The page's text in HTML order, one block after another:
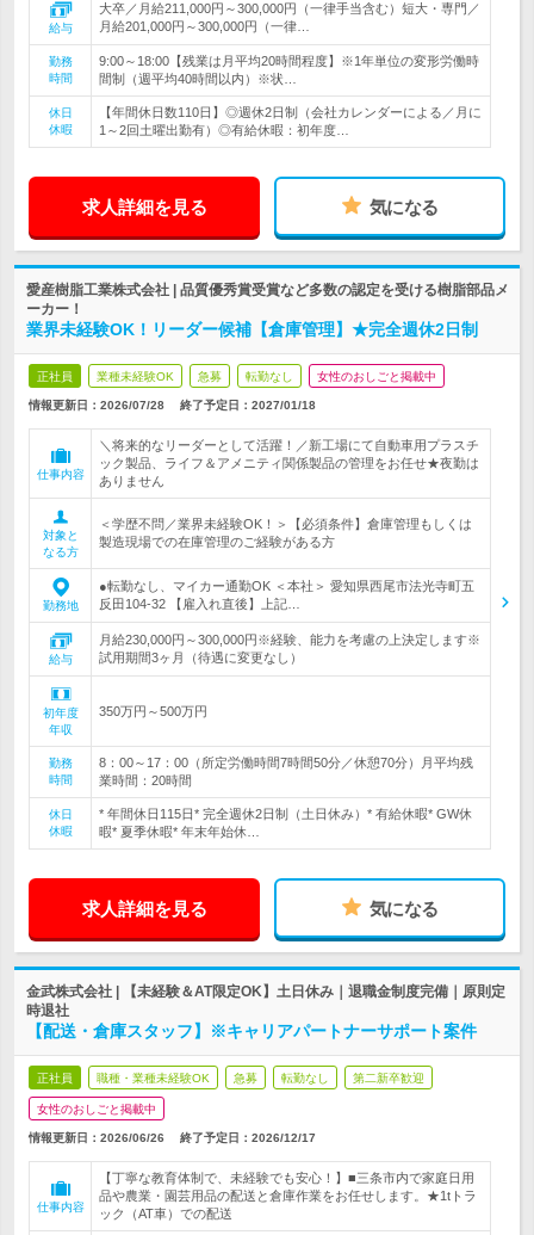
給与
大卒／月給211,000円～300,000円（一律手当含む）短大・専門／
月給201,000円～300,000円（一律…
勤務
時間
9:00～18:00【残業は月平均20時間程度】※1年単位の変形労働時
間制（週平均40時間以内）※状…
休日
休暇
【年間休日数110日】◎週休2日制（会社カレンダーによる／月に
1～2回土曜出勤有）◎有給休暇：初年度…
求人詳細を見る 気になる
愛産樹脂工業株式会社 | 品質優秀賞受賞など多数の認定を受ける樹脂部品メ
ーカー！
業界未経験OK！リーダー候補【倉庫管理】★完全週休2日制
正社員 業種未経験OK 急募 転勤なし 女性のおしごと掲載中
情報更新日：2026/07/28 終了予定日： 2027/01/18
仕事内容
＼将来的なリーダーとして活躍！／新工場にて自動車用プラスチ
ック製品、ライフ＆アメニティ関係製品の管理をお任せ★夜勤は
ありません
対象と
なる方
＜学歴不問／業界未経験OK！＞【必須条件】倉庫管理もしくは
製造現場での在庫管理のご経験がある方
勤務地
●転勤なし、マイカー通勤OK ＜本社＞ 愛知県西尾市法光寺町五
反田104-32 【雇入れ直後】上記…
給与
月給230,000円～300,000円※経験、能力を考慮の上決定します※
試用期間3ヶ月（待遇に変更なし）
初年度
年収
350万円～500万円
勤務
時間
8：00～17：00（所定労働時間7時間50分／休憩70分）月平均残
業時間：20時間
休日
休暇
* 年間休日115日* 完全週休2日制（土日休み）* 有給休暇* GW休
暇* 夏季休暇* 年末年始休…
求人詳細を見る 気になる
金武株式会社 | 【未経験＆AT限定OK】土日休み｜退職金制度完備｜原則定
時退社
【配送・倉庫スタッフ】※キャリアパートナーサポート案件
正社員 職種・業種未経験OK 急募 転勤なし 第二新卒歓迎
女性のおしごと掲載中
情報更新日：2026/06/26 終了予定日： 2026/12/17
仕事内容
【丁寧な教育体制で、未経験でも安心！】■三条市内で家庭日用
品や農業・園芸用品の配送と倉庫作業をお任せします。★1tトラ
ック（AT車）での配送